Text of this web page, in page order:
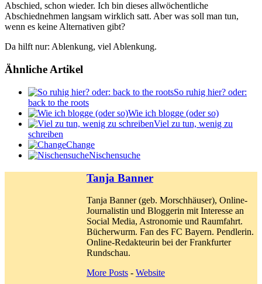
Abschied, schon wieder. Ich bin dieses allwöchentliche
Abschiednehmen langsam wirklich satt. Aber was soll man tun,
wenn es keine Alternativen gibt?
Da hilft nur: Ablenkung, viel Ablenkung.
Ähnliche Artikel
So ruhig hier? oder:
back to the roots
Wie ich blogge (oder so)
Viel zu tun, wenig zu
schreiben
Change
Nischensuche
Tanja Banner
Tanja Banner (geb. Morschhäuser), Online-
Journalistin und Bloggerin mit Interesse an
Social Media, Astronomie und Raumfahrt.
Bücherwurm. Fan des FC Bayern. Pendlerin.
Online-Redakteurin bei der Frankfurter
Rundschau.
More Posts - Website